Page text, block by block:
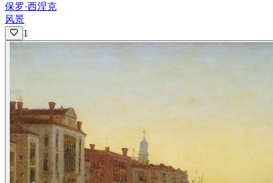
保罗·西涅克
风景
1